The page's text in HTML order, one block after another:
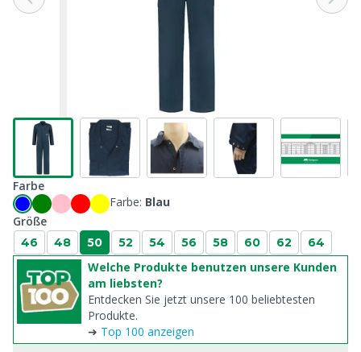
Farbe
Farbe: Blau
Größe
46 48 50 52 54 56 58 60 62 64
Welche Produkte benutzen unsere Kunden
am liebsten?
Entdecken Sie jetzt unsere 100 beliebtesten
Produkte.
➜ Top 100 anzeigen